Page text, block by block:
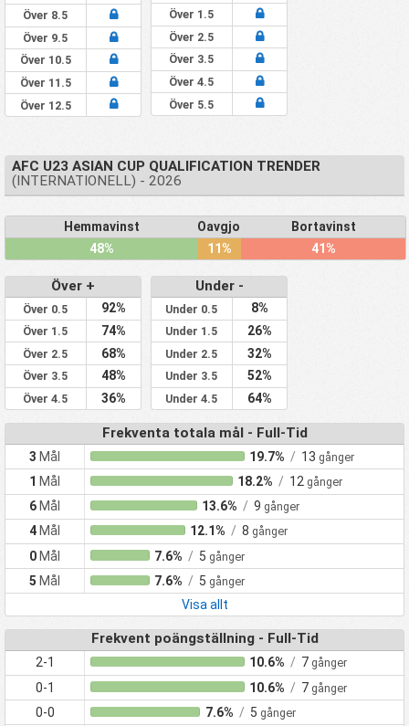
Över 8.5
Över 9.5
Över 10.5
Över 11.5
Över 12.5
Över 1.5
Över 2.5
Över 3.5
Över 4.5
Över 5.5
AFC U23 ASIAN CUP QUALIFICATION TRENDER
(INTERNATIONELL) - 2026
Hemmavinst Oavgjort
Bortavinst
48%
11% 41%
Över +
Över 0.5 92%
Över 1.5 74%
Över 2.5 68%
Över 3.5 48%
Över 4.5 36%
Under -
Under 0.5 8%
Under 1.5 26%
Under 2.5 32%
Under 3.5 52%
Under 4.5 64%
Frekventa totala mål - Full-Tid
3 Mål 19.7% / 13 gånger
1 Mål 18.2% / 12 gånger
6 Mål 13.6% / 9 gånger
4 Mål 12.1% / 8 gånger
0Mål 7.6% / 5 gånger
5 Mål 7.6% / 5 gånger
Visa allt
Frekvent poängställning - Full-Tid
2-1 10.6% / 7 gånger
0-1 10.6% / 7 gånger
0-0 7.6% / 5 gånger